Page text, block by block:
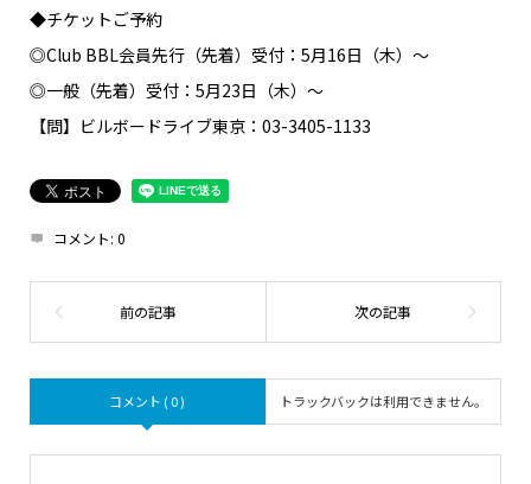
◆チケットご予約
◎Club BBL会員先行（先着）受付：5月16日（木）～
◎一般（先着）受付：5月23日（木）～
【問】ビルボードライブ東京：03-3405-1133
コメント: 0
コメント ( 0 ) トラックバックは利用できません。